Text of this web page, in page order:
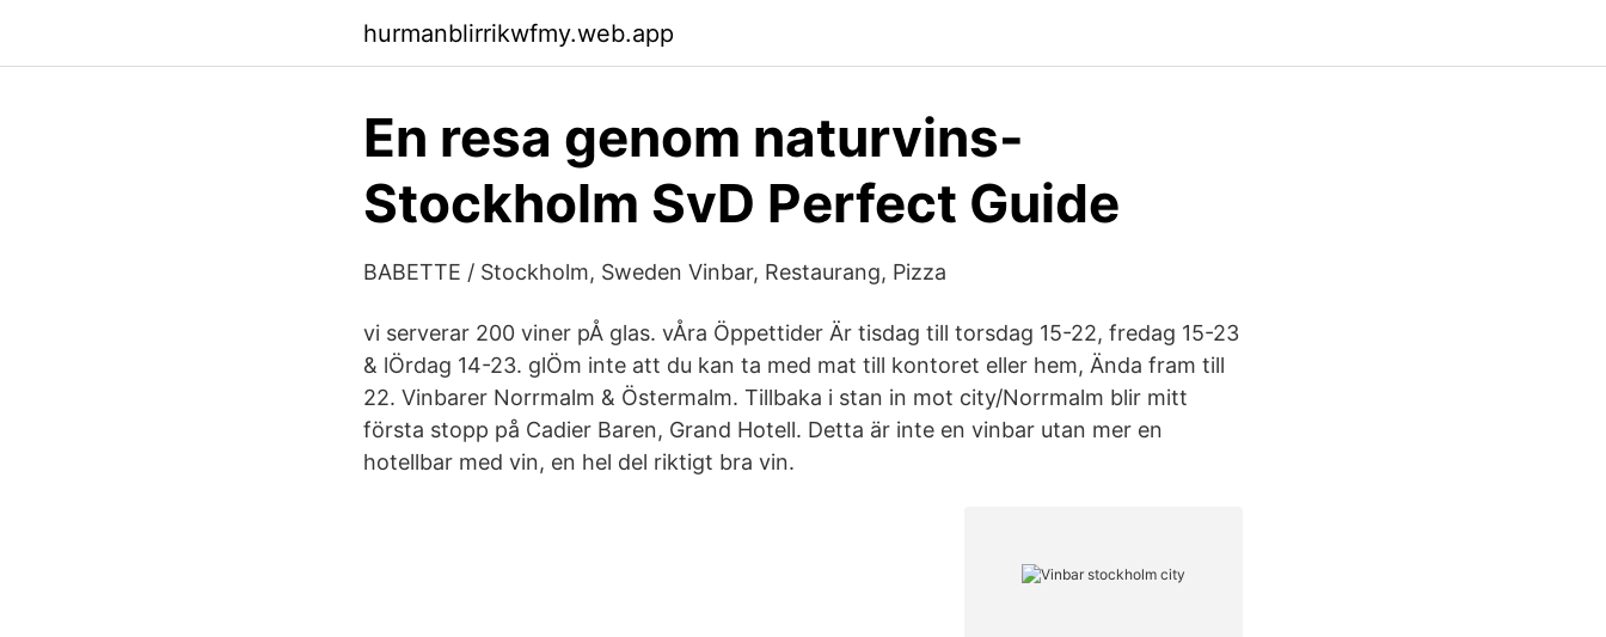
hurmanblirrikwfmy.web.app
En resa genom naturvins-
Stockholm SvD Perfect Guide
BABETTE / Stockholm, Sweden Vinbar, Restaurang, Pizza
vi serverar 200 viner pÅ glas. vÅra Öppettider Är tisdag till torsdag 15-22, fredag 15-23
& lÖrdag 14-23. glÖm inte att du kan ta med mat till kontoret eller hem, Ända fram till
22. Vinbarer Norrmalm & Östermalm. Tillbaka i stan in mot city/Norrmalm blir mitt
första stopp på Cadier Baren, Grand Hotell. Detta är inte en vinbar utan mer en
hotellbar med vin, en hel del riktigt bra vin.